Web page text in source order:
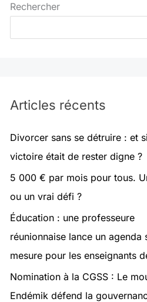
Rechercher
Articles récents
Divorcer sans se détruire : et
victoire était de rester digne ?
5 000 € par mois pour tous.
ou un vrai défi ?
Éducation : une professeure
réunionnaise lance un agenda
mesure pour les enseignants
Nomination à la CGSS : Le
Endémik défend la